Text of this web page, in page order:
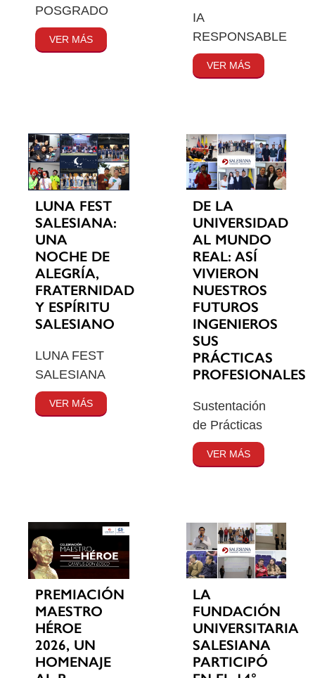
POSGRADO
VER MÁS
IA
RESPONSABLE
VER MÁS
LUNA FEST
SALESIANA:
UNA
NOCHE DE
ALEGRÍA,
FRATERNIDAD
Y ESPÍRITU
SALESIANO
LUNA FEST
SALESIANA
VER MÁS
DE LA
UNIVERSIDAD
AL MUNDO
REAL: ASÍ
VIVIERON
NUESTROS
FUTUROS
INGENIEROS
SUS
PRÁCTICAS
PROFESIONALES
Sustentación
de Prácticas
VER MÁS
PREMIACIÓN
MAESTRO
HÉROE
2026, UN
HOMENAJE
LA
FUNDACIÓN
UNIVERSITARIA
SALESIANA
PARTICIPÓ